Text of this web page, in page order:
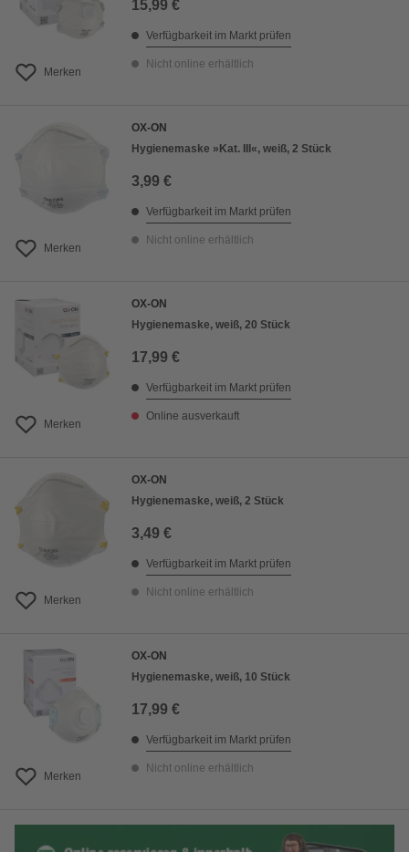
Merken
15,99 €
Verfügbarkeit im Markt prüfen
Nicht online erhältlich
Merken
OX-ON
Hygienemaske »Kat. III«, weiß, 2 Stück
3,99 €
Verfügbarkeit im Markt prüfen
Nicht online erhältlich
Merken
OX-ON
Hygienemaske, weiß, 20 Stück
17,99 €
Verfügbarkeit im Markt prüfen
Online ausverkauft
Merken
OX-ON
Hygienemaske, weiß, 2 Stück
3,49 €
Verfügbarkeit im Markt prüfen
Nicht online erhältlich
Merken
OX-ON
Hygienemaske, weiß, 10 Stück
17,99 €
Verfügbarkeit im Markt prüfen
Nicht online erhältlich